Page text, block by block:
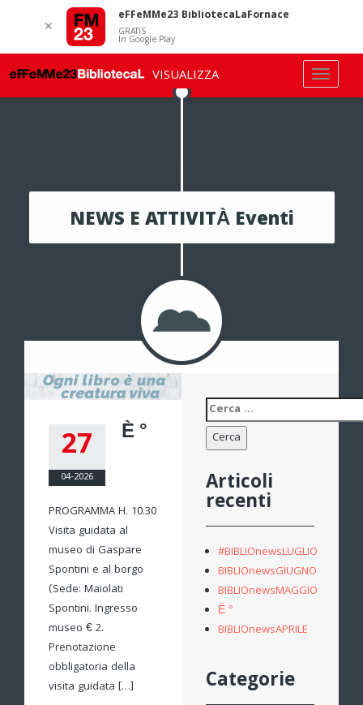
NEWS E ATTIVITÀ Eventi
27
04-2026
È °
PROGRAMMA H. 10.30
Visita guidata al
museo di Gaspare
Spontini e al borgo
(Sede: Maiolati
Spontini. Ingresso
museo € 2.
Prenotazione
obbligatoria della
visita guidata […]
Ricerca
per:
Articoli
recenti
#BIBLIOnewsLUGLIO
BIBLIOnewsGIUGNO
BIBLIOnewsMAGGIO
È °
BIBLIOnewsAPRILE
Categorie
✕
eFFeMMe23 BibliotecaLaFornace
GRATIS
In Google Play
VISUALIZZA